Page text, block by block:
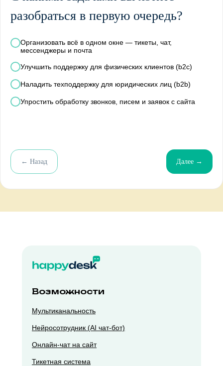
разобраться в первую очередь?
Организовать всё в одном окне — тикеты, чат,
мессенджеры и почта
Улучшить поддержку для физических клиентов (b2c)
Наладить техподдержку для юридических лиц (b2b)
Упростить обработку звонков, писем и заявок с сайта
← Назад Далее →
Возможности
Нейросотрудник (AI чат-бот)
Мультиканальность
Онлайн-чат на сайт
Тикетная система